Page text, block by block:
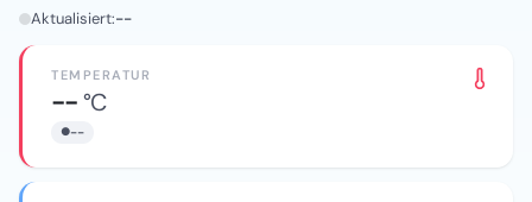
Aktualisiert:--
TEMPERATUR
--°C
--